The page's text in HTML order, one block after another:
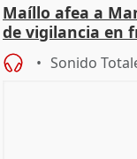
Maíllo afea a
de vigilancia en
Sonido